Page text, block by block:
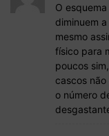
O
diminuem
mesmo
físico para
poucos
cascos
o número